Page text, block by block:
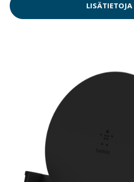
LISÄTIETOJA